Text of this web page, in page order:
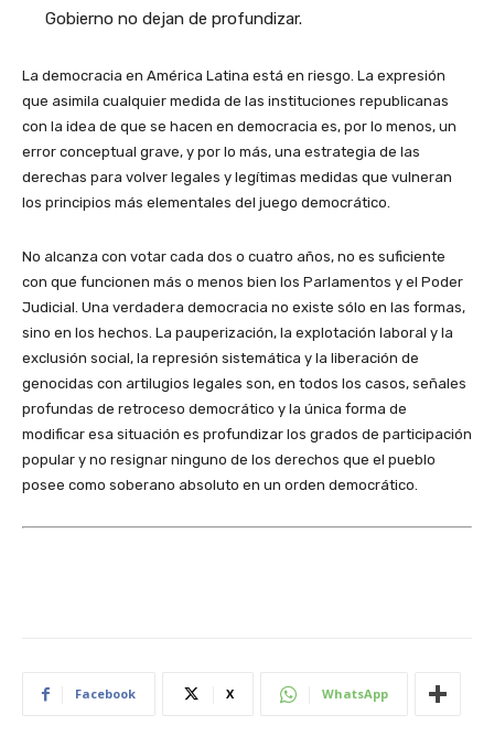
Gobierno no dejan de profundizar.
La democracia en América Latina está en riesgo. La expresión
que asimila cualquier medida de las instituciones republicanas
con la idea de que se hacen en democracia es, por lo menos, un
error conceptual grave, y por lo más, una estrategia de las
derechas para volver legales y legítimas medidas que vulneran
los principios más elementales del juego democrático.
No alcanza con votar cada dos o cuatro años, no es suficiente
con que funcionen más o menos bien los Parlamentos y el Poder
Judicial. Una verdadera democracia no existe sólo en las formas,
sino en los hechos. La pauperización, la explotación laboral y la
exclusión social, la represión sistemática y la liberación de
genocidas con artilugios legales son, en todos los casos, señales
profundas de retroceso democrático y la única forma de
modificar esa situación es profundizar los grados de participación
popular y no resignar ninguno de los derechos que el pueblo
posee como soberano absoluto en un orden democrático.
Facebook X WhatsApp